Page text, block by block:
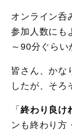
オンライン呑
参加人数にも
～90分ぐらい
皆さん、かな
したが、そろ
「終わり良け
ンも終わり方